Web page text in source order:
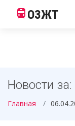
ОЗЖТ
Новости
Главная